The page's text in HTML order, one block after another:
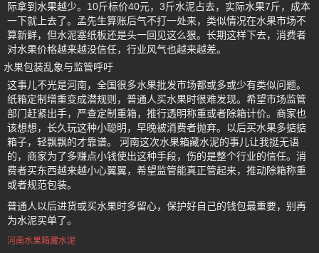
际拿到水果越少。10斤标价40元，3斤水泥占去，实际水果7斤，成本
一下就上去了。孟先生算账后气不打一处来，类似情况在水果市场不
算新鲜，但水泥塞纸板还是头一回见这么狠。长期这样下去，消费者
对水果价格越来越没信任，行业风气也越来越差。
水果包装乱象与监管呼吁
这事儿不光是河南，全国很多水果批发市场都或多或少有类似问题。
纸箱定制增重变成潜规则，普通人买水果时很难发现。希望市场监管
部门赶紧出手，严查定制重箱，推行透明称重或者除箱计价。商家也
该想想，长久玩这种小聪明，早晚被消费者抛弃。以后买水果多掂掂
箱子，轻飘飘的才靠谱。 河南这次水果箱藏水泥的事儿让我挺无语
的，商家为了多赚点小钱使出这种手段，伤的是整个行业的信任。消
费者买东西越来越小心翼翼，希望监管能真正管起来，推动除箱称重
或者规范包装。
普通人以后进货或买水果时多留心，保护好自己的钱包最重要，别再
为水泥买单了。
河南水果箱藏水泥